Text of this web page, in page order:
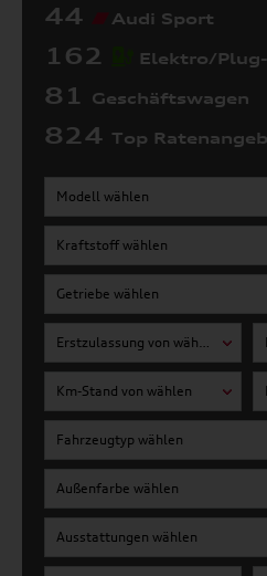
44 Audi Sport
162 Elektro/
81 Geschäftswagen
824 Top
Modell wählen
Kraftstoff wählen
Getriebe wählen
Erstzulassung von wählen
Km-Stand von wählen
Fahrzeugtyp wählen
Außenfarbe wählen
Ausstattungen wählen